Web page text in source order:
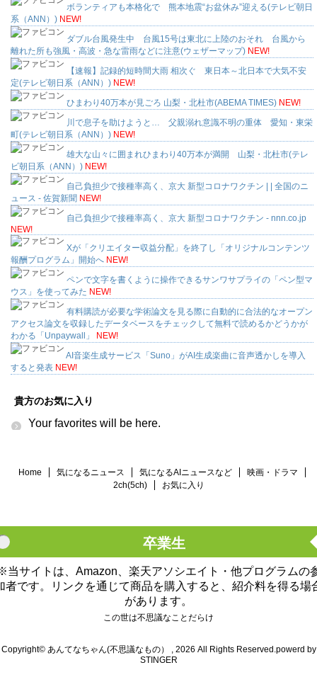
ボランティアも本格化で 熊本地震“お盆休み”迎える(テレビ朝日
系（ANN）) NEW!
ダブル台風発生中 台風15号は東北に上陸のおそれ 台風から
離れた所も強風・高波・急な雷雨などに注意(ウェザーマップ) NEW!
【速報】記録的短時間大雨 相次ぐ 東日本～北日本で大気不安
定(テレビ朝日系（ANN）) NEW!
ひまわり40万本が見ごろ 山梨・北杜市(ABEMA TIMES) NEW!
川で息子を助けようと… 父親溺れ意識不明の重体 愛知・東栄
町(テレビ朝日系（ANN）) NEW!
雄大な山々に囲まれひまわり40万本が満開 山梨・北杜市(テレ
ビ朝日系（ANN）) NEW!
自己負担少で接種率高く、京大 新型コロナワクチン | | 全国のニ
ュース - 佐賀新聞 NEW!
自己負担少で接種率高く、京大 新型コロナワクチン - nnn.co.jp
NEW!
Xが「クリエイター収益分配」を終了し「オリジナルコンテンツ
報酬プログラム」開始へ NEW!
ペンで文字を書くように操作できるサンワサプライの「ペン型マ
ウス」を使ってみた NEW!
有料購読が必要な学術論文を見る際に自動的に合法的なオープン
アクセス論文を収録したデータベースをチェックして無料で読めるかどうかが
わかる「Unpaywall」
NEW!
AI音楽生成サービス「Suno」がAI生成楽曲に音声透かしを導入
すると発表 NEW!
貴方のお気に入り
Your favorites will be here.
Home 気になるニュース 気になるAIニュースなど
映画・ドラマ
2ch(5ch)
お気に入り
卒業生
当サイトは、Amazon、楽天アソシエイト・他プログラムの
者です。リンクを通じて商品を購入すると、紹介料を得る場
があります。
この世は不思議なことだらけ
Copyright© あんてなちゃん(不思議なもの） , 2026 All Rights Reserved.powerd by
STINGER